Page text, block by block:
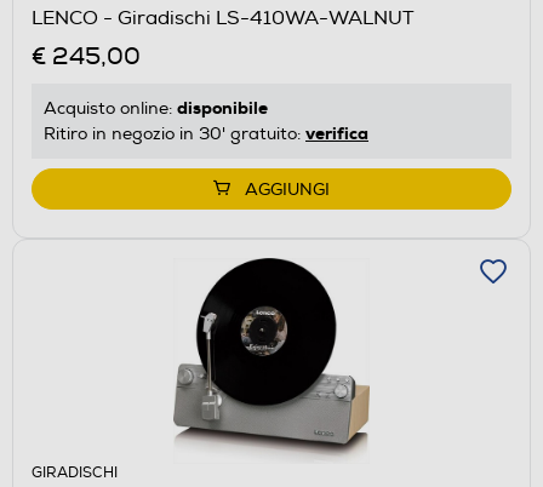
LENCO - Giradischi LS-410WA-WALNUT
€ 245,00
Acquisto online: disponibile
Ritiro in negozio in 30' gratuito: verifica
AGGIUNGI
GIRADISCHI